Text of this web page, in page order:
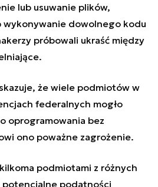
lub usuwanie plików,
wykonywanie dowolnego kodu
próbowali ukraść między
że wiele podmiotów w
federalnych mogło
oprogramowania bez
ono poważne zagrożenie.
podmiotami z różnych
potencjalne podatności